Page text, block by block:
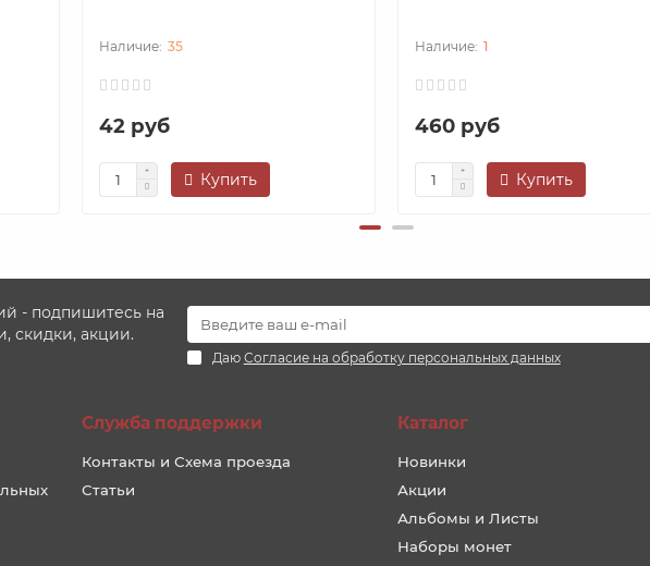
35
42 руб
Купить
1
460 руб
Купить
- подпишитесь на
скидки, акции.
Даю Согласие на обработку персональных данных
Служба поддержки
Контакты и Схема проезда
Статьи
Каталог
Новинки
Акции
Альбомы и Листы
Наборы монет